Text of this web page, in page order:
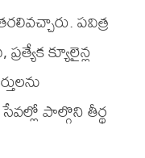
పవిత్ర
క్యూలైన్ల
పాల్గొని తీర్థ